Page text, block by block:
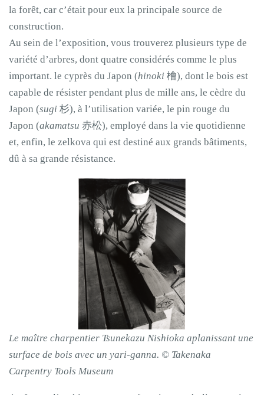
la forêt, car c’était pour eux la principale source de
construction.
Au sein de l’exposition, vous trouverez plusieurs type de
variété d’arbres, dont quatre considérés comme le plus
important. le cyprès du Japon (hinoki 檜), dont le bois est
capable de résister pendant plus de mille ans, le cèdre du
Japon (sugi 杉), à l’utilisation variée, le pin rouge du
Japon (akamatsu 赤松), employé dans la vie quotidienne
et, enfin, le zelkova qui est destiné aux grands bâtiments,
dû à sa grande résistance.
Le maître charpentier Tsunekazu Nishioka aplanissant une
surface de bois avec un yari-ganna. © Takenaka
Carpentry Tools Museum